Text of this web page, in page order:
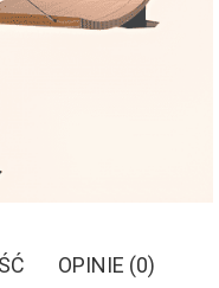
OPINIE (0)